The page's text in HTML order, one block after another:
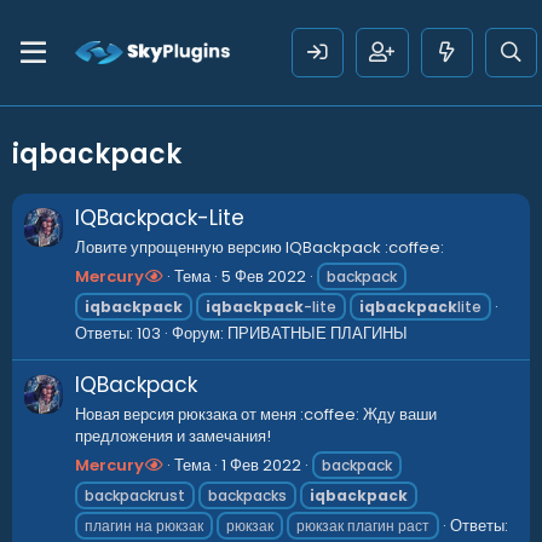
iqbackpack
IQBackpack-Lite
Ловите упрощенную версию IQBackpack :coffee:
Mercury
Тема 5 Фев 2022
backpack
iqbackpack
iqbackpack-lite iqbackpacklite
Ответы: 103 Форум: ПРИВАТНЫЕ ПЛАГИНЫ
IQBackpack
Новая версия рюкзака от меня :coffee: Жду ваши
предложения и замечания!
Mercury
Тема 1 Фев 2022
backpack
backpackrust
backpacks
iqbackpack
плагин на рюкзак
рюкзак рюкзак плагин раст
Ответы: